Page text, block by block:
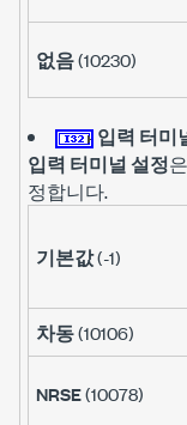
없음(10230)
입력 터미
입력 터미널 설정
정합니다.
기본값(-1)
차동(10106)
NRSE(10078)